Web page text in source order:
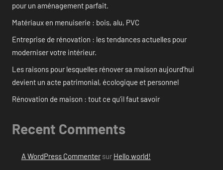
pour un aménagement parfait.
Matériaux en menuiserie : bois, alu, PVC
Entreprise de rénovation : les tendances actuelles pour
moderniser votre intérieur.
Les raisons pour lesquelles rénover sa maison aujourd’hui
devient un acte patrimonial, écologique et personnel
Rénovation de maison : tout ce qu’il faut savoir
Recent Comments
A WordPress Commentersur Hello world!